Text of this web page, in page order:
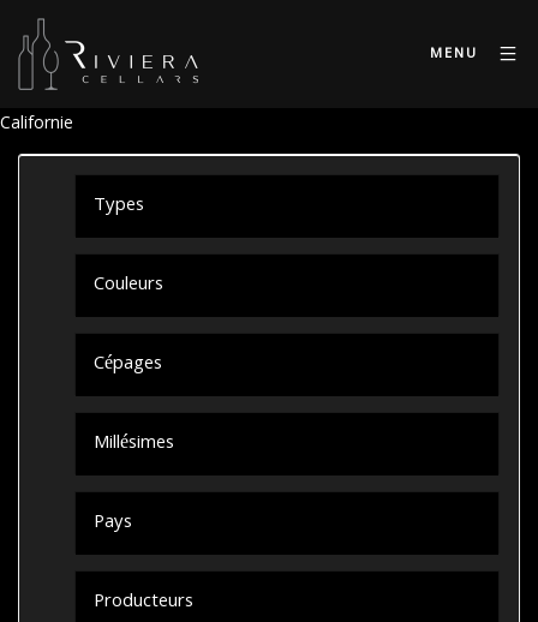
MENU
Californie
Types
Couleurs
Cépages
Millésimes
Pays
Producteurs